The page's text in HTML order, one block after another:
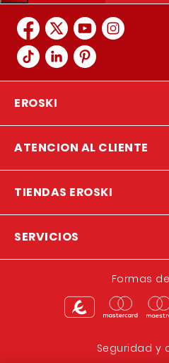
EROSKI
ATENCION AL CLIENTE
TIENDAS EROSKI
SERVICIOS
Formas
Seguridad y